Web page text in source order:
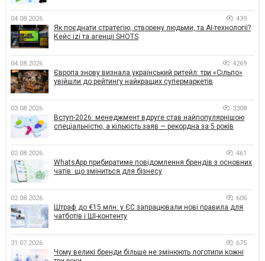
04.08.2026 439
Як поєднати стратегію, створену людьми, та AI-технології?
Кейс izi та агенції SHOTS
04.08.2026 4269
Європа знову визнала український ритейл: три «Сільпо»
увійшли до рейтингу найкращих супермаркетів
03.08.2026 3308
Вступ-2026: менеджмент вдруге став найпопулярнішою
спеціальністю, а кількість заяв — рекордна за 5 років
02.08.2026 461
WhatsApp прибиратиме повідомлення брендів з основних
чатів: що зміниться для бізнесу
02.08.2026 606
Штраф до €15 млн: у ЄС запрацювали нові правила для
чатботів і ШІ-контенту
31.07.2026 675
Чому великі бренди більше не змінюють логотипи кожні